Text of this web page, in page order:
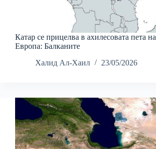
Катар се прицелва в ахилесовата пета на
Европа: Балканите
Халид Ал-Хаил
23/05/2026